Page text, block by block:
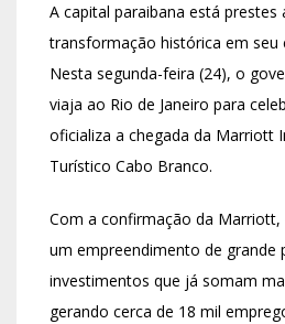
A capital paraibana está prestes
transformação histórica em seu
Nesta segunda-feira (24), o
viaja ao Rio de Janeiro para
oficializa a chegada da Marriott
Turístico Cabo Branco.
Com a confirmação da
um empreendimento de grande
investimentos que já somam
gerando cerca de 18 mil